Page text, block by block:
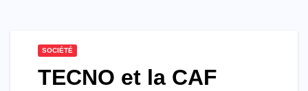
SOCIÉTÉ
TECNO et la CAF